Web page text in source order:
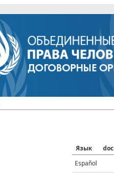
Язык
doc
Español